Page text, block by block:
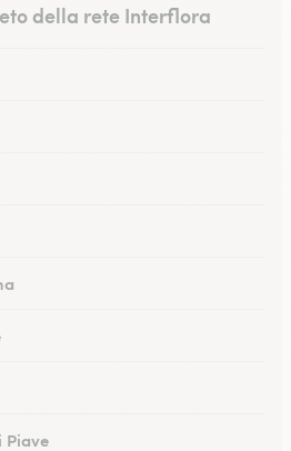
della rete Interflora
Piave